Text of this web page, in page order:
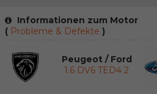
Informationen zum Motor
(Probleme & Defekte )
Peugeot / Ford
1.6 DV6 TED4 2